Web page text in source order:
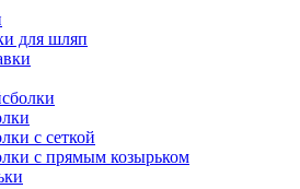
для шляп
с сеткой
с прямым козырьком